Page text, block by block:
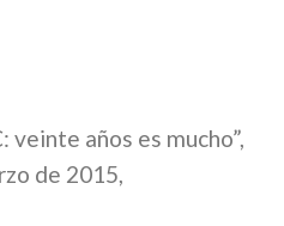
veinte años es mucho”,
de 2015,